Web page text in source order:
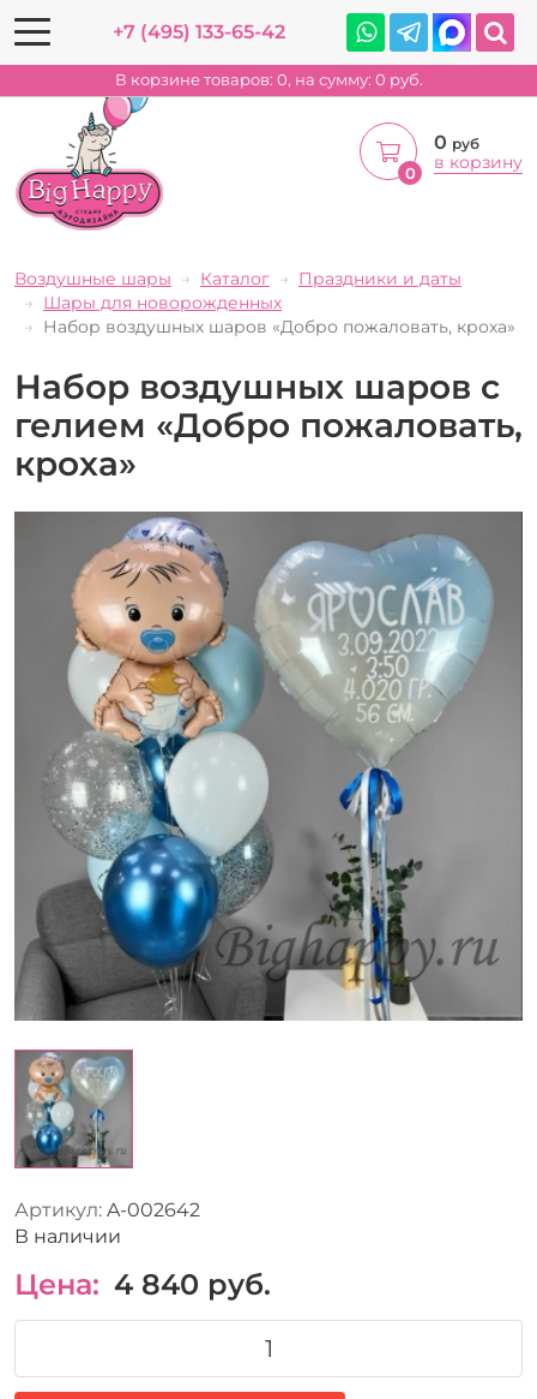
+7 (495) 133-65-42
В корзине товаров: 0, на сумму: 0 руб.
0
0 руб
в корзину
Воздушные шары Каталог
Праздники и даты
Шары для новорожденных
Набор воздушных шаров «Добро пожаловать, кроха»
Набор воздушных шаров с
гелием «Добро пожаловать,
кроха»
Артикул: A-002642
В наличии
Цена: 4 840 руб.